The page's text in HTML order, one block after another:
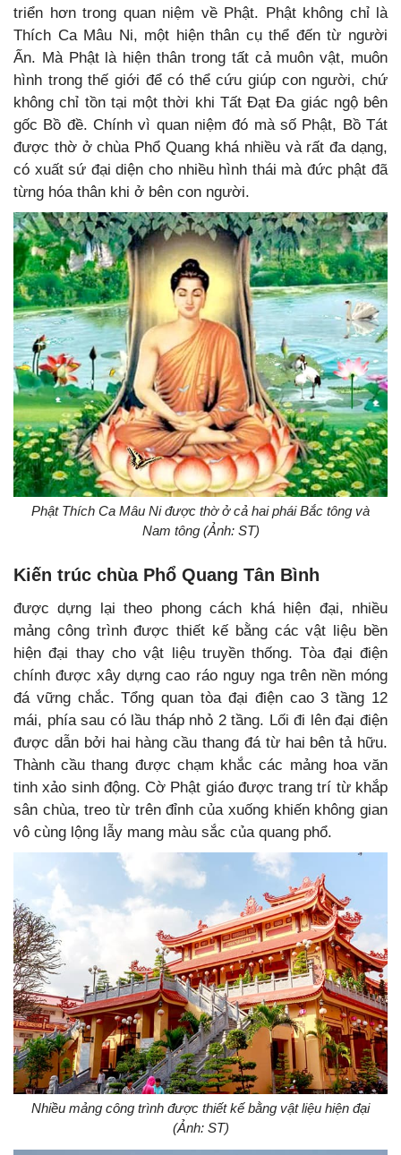
triển hơn trong quan niệm về Phật. Phật không chỉ là
Thích Ca Mâu Ni, một hiện thân cụ thể đến từ người
Ấn. Mà Phật là hiện thân trong tất cả muôn vật, muôn
hình trong thế giới để có thể cứu giúp con người, chứ
không chỉ tồn tại một thời khi Tất Đạt Đa giác ngộ bên
gốc Bồ đề. Chính vì quan niệm đó mà số Phật, Bồ Tát
được thờ ở chùa Phổ Quang khá nhiều và rất đa dạng,
có xuất sứ đại diện cho nhiều hình thái mà đức phật đã
từng hóa thân khi ở bên con người.
Phật Thích Ca Mâu Ni được thờ ở cả hai phái Bắc tông và
Nam tông (Ảnh: ST)
Kiến trúc chùa Phổ Quang Tân Bình
được dựng lại theo phong cách khá hiện đại, nhiều
mảng công trình được thiết kế bằng các vật liệu bền
hiện đại thay cho vật liệu truyền thống. Tòa đại điện
chính được xây dựng cao ráo nguy nga trên nền móng
đá vững chắc. Tổng quan tòa đại điện cao 3 tầng 12
mái, phía sau có lầu tháp nhỏ 2 tầng. Lối đi lên đại điện
được dẫn bởi hai hàng cầu thang đá từ hai bên tả hữu.
Thành cầu thang được chạm khắc các mảng hoa văn
tinh xảo sinh động. Cờ Phật giáo được trang trí từ khắp
sân chùa, treo từ trên đỉnh của xuống khiến không gian
vô cùng lộng lẫy mang màu sắc của quang phổ.
Nhiều mảng công trình được thiết kế bằng vật liệu hiện đại
(Ảnh: ST)